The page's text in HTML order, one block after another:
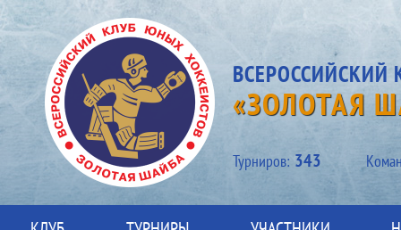
«ЗОЛОТАЯ
Турниров: 343